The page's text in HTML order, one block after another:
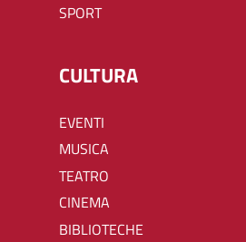
SPORT
CULTURA
EVENTI
MUSICA
TEATRO
CINEMA
BIBLIOTECHE